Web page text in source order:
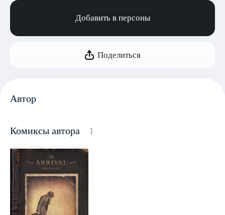
Добавить в персоны
Поделиться
Автор
Комиксы автора 1